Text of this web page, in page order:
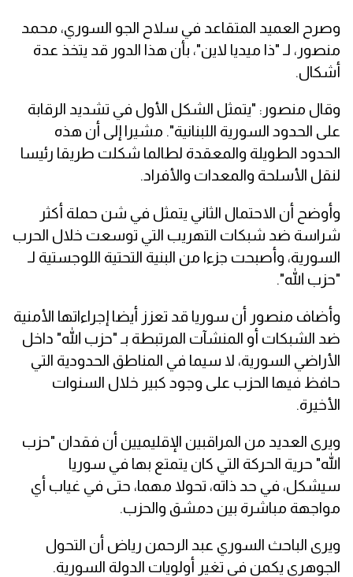
وصرح العميد المتقاعد في سلاح الجو السوري، محمد
منصور، لـ "ذا ميديا لاين"، بأن هذا الدور قد يتخذ عدة
أشكال.
وقال منصور: "يتمثل الشكل الأول في تشديد الرقابة
على الحدود السورية اللبنانية". مشيرا إلى أن هذه
الحدود الطويلة والمعقدة لطالما شكلت طريقا رئيسا
لنقل الأسلحة والمعدات والأفراد.
وأوضح أن الاحتمال الثاني يتمثل في شن حملة أكثر
شراسة ضد شبكات التهريب التي توسعت خلال الحرب
السورية، وأصبحت جزءا من البنية التحتية اللوجستية لـ
"حزب الله".
وأضاف منصور أن سوريا قد تعزز أيضا إجراءاتها الأمنية
ضد الشبكات أو المنشآت المرتبطة بـ "حزب الله" داخل
الأراضي السورية، لا سيما في المناطق الحدودية التي
حافظ فيها الحزب على وجود كبير خلال السنوات
الأخيرة.
ويرى العديد من المراقبين الإقليميين أن فقدان "حزب
الله" حرية الحركة التي كان يتمتع بها في سوريا
سيشكل، في حد ذاته، تحولا مهما، حتى في غياب أي
مواجهة مباشرة بين دمشق والحزب.
ويرى الباحث السوري عبد الرحمن رياض أن التحول
الجوهري يكمن في تغير أولويات الدولة السورية.